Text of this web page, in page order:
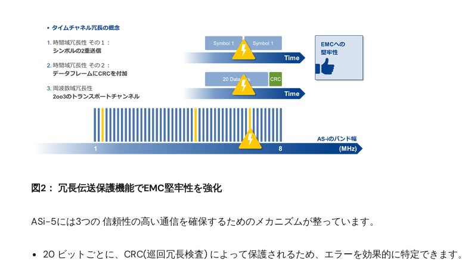
図2： 冗長伝送保護機能でEMC堅牢性を強化
ASi-5には3つの 信頼性の高い通信を確保するためのメカニズムが整っています。
20 ビットごとに、CRC(巡回冗長検査) によって保護されるため、エラーを効果的に特定できます。